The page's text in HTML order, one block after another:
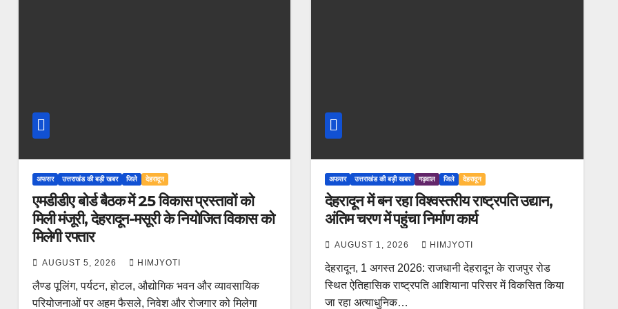
अफसर उत्तराखंड की बड़ी खबर जिले देहरादून
एमडीडीए बोर्ड बैठक में 25 विकास प्रस्तावों को
मिली मंजूरी, देहरादून-मसूरी के नियोजित विकास को
मिलेगी रफ्तार
AUGUST 5, 2026 HIMJYOTI
लैण्ड पूलिंग, पर्यटन, होटल, औद्योगिक भवन और व्यावसायिक
परियोजनाओं पर अहम फैसले, निवेश और रोजगार को मिलेगा
अफसर उत्तराखंड की बड़ी खबर गढ़वाल जिले देहरादून
देहरादून में बन रहा विश्वस्तरीय राष्ट्रपति उद्यान,
अंतिम चरण में पहुंचा निर्माण कार्य
AUGUST 1, 2026 HIMJYOTI
देहरादून, 1 अगस्त 2026: राजधानी देहरादून के राजपुर रोड
स्थित ऐतिहासिक राष्ट्रपति आशियाना परिसर में विकसित किया
जा रहा अत्याधुनिक…